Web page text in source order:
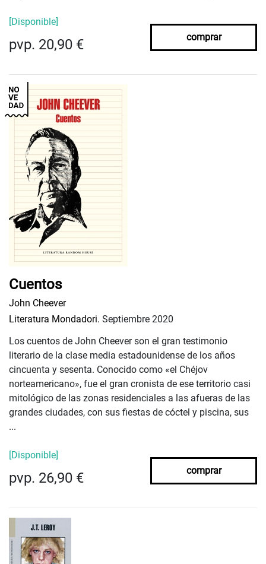
[Disponible]
pvp. 20,90 € comprar
Cuentos
John Cheever
Literatura Mondadori. Septiembre 2020
Los cuentos de John Cheever son el gran testimonio
literario de la clase media estadounidense de los años
cincuenta y sesenta. Conocido como «el Chéjov
norteamericano», fue el gran cronista de ese territorio casi
mitológico de las zonas residenciales a las afueras de las
grandes ciudades, con sus fiestas de cóctel y piscina, sus
...
[Disponible]
pvp. 26,90 € comprar